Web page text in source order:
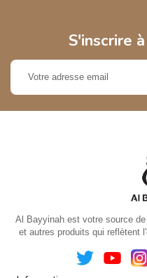
S'inscrire
Al Bayyinah est votre source
et autres produits qui reflètent